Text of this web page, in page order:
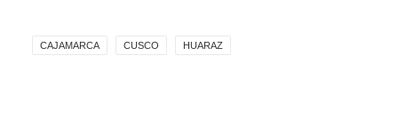
CAJAMARCA CUSCO HUARAZ